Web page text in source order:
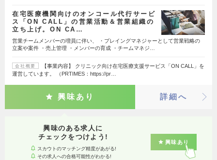
在宅医療機関向けのオンコール代行サービ
ス「ON CALL」の営業活動＆営業組織の
立ち上げ。ON CA…
営業チームメンバーの増員に伴い、 ・プレイングマネジャーとして営業戦略の
立案や案件 ・売上管理 ・メンバーの育成 ・チームマネジ…
会社概要
【事業内容】 クリニック向け在宅医療支援サービス「ON CALL」を
運営しています。 （PRTIMES：https://pr…
興味あり 詳細へ
興味のある求人に
チェックをつけよう!
スカウトのマッチング精度があがる!
その求人への合格可能性がわかる!
興味あり